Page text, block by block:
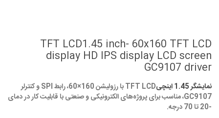
TFT LCD1.45 inch- 60x160 TFT LCD
display HD IPS display LCD screen
GC9107 driver
نمایشگر 1.45 اینچی
TFT LCD با رزولیشن 160×60، رابط SPI و کنترلر
GC9107، مناسب برای پروژه‌های الکترونیکی و صنعتی با قابلیت کار در دمای
-20 تا 70 درجه.